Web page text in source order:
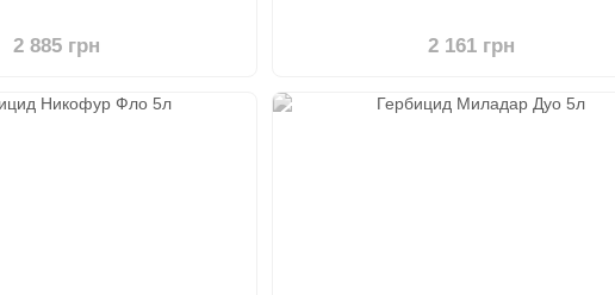
2 885 грн 2 161 грн